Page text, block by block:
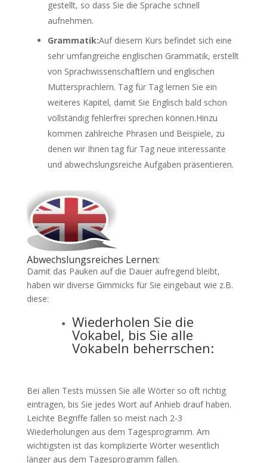
gestellt, so dass Sie die Sprache schnell
aufnehmen.
Grammatik:Auf diesem Kurs befindet sich eine
sehr umfangreiche englischen Grammatik, erstellt
von Sprachwissenschaftlern und englischen
Muttersprachlern. Tag für Tag lernen Sie ein
weiteres Kapitel, damit Sie Englisch bald schon
vollständig fehlerfrei sprechen können.Hinzu
kommen zahlreiche Phrasen und Beispiele, zu
denen wir Ihnen tag für Tag neue interessante
und abwechslungsreiche Aufgaben präsentieren.
Abwechslungsreiches Lernen:
Damit das Pauken auf die Dauer aufregend bleibt,
haben wir diverse Gimmicks für Sie eingebaut wie z.B.
diese:
Wiederholen Sie die
Vokabel, bis Sie alle
Vokabeln beherrschen:
Bei allen Tests müssen Sie alle Wörter so oft richtig
eintragen, bis Sie jedes Wort auf Anhieb drauf haben.
Leichte Begriffe fallen so meist nach 2-3
Wiederholungen aus dem Tagesprogramm. Am
wichtigsten ist das komplizierte Wörter wesentlich
länger aus dem Tagesprogramm fallen.